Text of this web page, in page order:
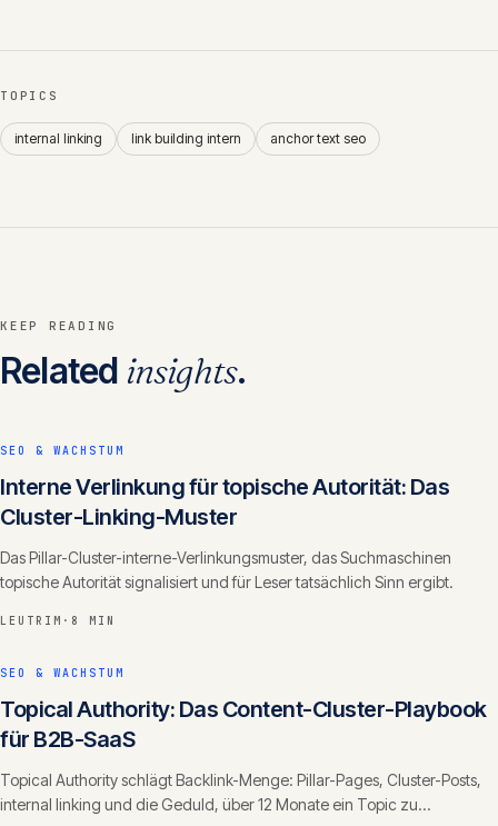
TOPICS
internal linking link building intern anchor text seo
KEEP READING
Related insights.
SEO & WACHSTUM
Interne Verlinkung für topische Autorität: Das
Cluster-Linking-Muster
Das Pillar-Cluster-interne-Verlinkungsmuster, das Suchmaschinen
topische Autorität signalisiert und für Leser tatsächlich Sinn ergibt.
LEUTRIM · 8 MIN
SEO & WACHSTUM
Topical Authority: Das Content-Cluster-Playbook
für B2B-SaaS
Topical Authority schlägt Backlink-Menge: Pillar-Pages, Cluster-Posts,
internal linking und die Geduld, über 12 Monate ein Topic zu